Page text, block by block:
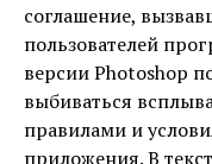
соглашение,
пользователей
версии Photoshop
выбиваться
правилами и
приложения. В